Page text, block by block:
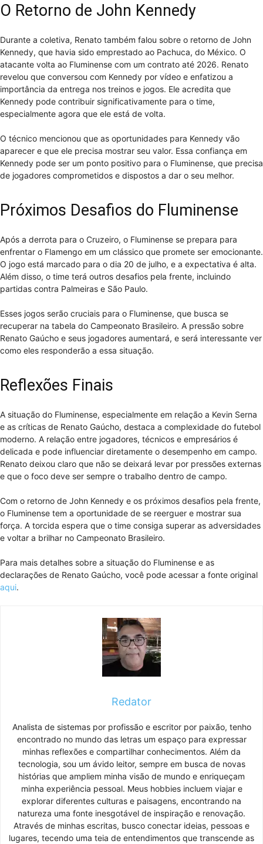
O Retorno de John Kennedy
Durante a coletiva, Renato também falou sobre o retorno de John
Kennedy, que havia sido emprestado ao Pachuca, do México. O
atacante volta ao Fluminense com um contrato até 2026. Renato
revelou que conversou com Kennedy por vídeo e enfatizou a
importância da entrega nos treinos e jogos. Ele acredita que
Kennedy pode contribuir significativamente para o time,
especialmente agora que ele está de volta.
O técnico mencionou que as oportunidades para Kennedy vão
aparecer e que ele precisa mostrar seu valor. Essa confiança em
Kennedy pode ser um ponto positivo para o Fluminense, que precisa
de jogadores comprometidos e dispostos a dar o seu melhor.
Próximos Desafios do Fluminense
Após a derrota para o Cruzeiro, o Fluminense se prepara para
enfrentar o Flamengo em um clássico que promete ser emocionante.
O jogo está marcado para o dia 20 de julho, e a expectativa é alta.
Além disso, o time terá outros desafios pela frente, incluindo
partidas contra Palmeiras e São Paulo.
Esses jogos serão cruciais para o Fluminense, que busca se
recuperar na tabela do Campeonato Brasileiro. A pressão sobre
Renato Gaúcho e seus jogadores aumentará, e será interessante ver
como eles responderão a essa situação.
Reflexões Finais
A situação do Fluminense, especialmente em relação a Kevin Serna
e as críticas de Renato Gaúcho, destaca a complexidade do futebol
moderno. A relação entre jogadores, técnicos e empresários é
delicada e pode influenciar diretamente o desempenho em campo.
Renato deixou claro que não se deixará levar por pressões externas
e que o foco deve ser sempre o trabalho dentro de campo.
Com o retorno de John Kennedy e os próximos desafios pela frente,
o Fluminense tem a oportunidade de se reerguer e mostrar sua
força. A torcida espera que o time consiga superar as adversidades
e voltar a brilhar no Campeonato Brasileiro.
Para mais detalhes sobre a situação do Fluminense e as
declarações de Renato Gaúcho, você pode acessar a fonte original
aqui.
Redator
Analista de sistemas por profissão e escritor por paixão, tenho
encontrado no mundo das letras um espaço para expressar
minhas reflexões e compartilhar conhecimentos. Além da
tecnologia, sou um ávido leitor, sempre em busca de novas
histórias que ampliem minha visão de mundo e enriqueçam
minha experiência pessoal. Meus hobbies incluem viajar e
explorar diferentes culturas e paisagens, encontrando na
natureza uma fonte inesgotável de inspiração e renovação.
Através de minhas escritas, busco conectar ideias, pessoas e
lugares, tecendo uma teia de entendimentos que transcende as